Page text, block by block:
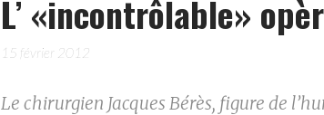
L’ «incontrôlable»
15 février 2012
Le chirurgien Jacques Bérès, figure de